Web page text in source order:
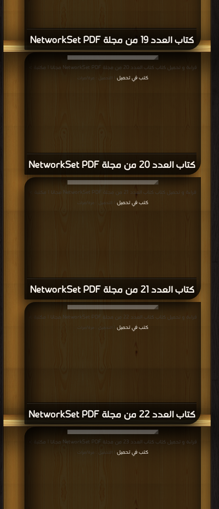
كتاب العدد 19 من مجلة NetworkSet PDF
كتاب العدد 20 من مجلة NetworkSet PDF
قراءة و تحميل كتاب كتاب العدد 20 من مجلة NetworkSet PDF مجانا | مكتبة >
كتب في تحميل
| التحميل : مرة/مرات
كتاب العدد 21 من مجلة NetworkSet PDF
قراءة و تحميل كتاب كتاب العدد 21 من مجلة NetworkSet PDF مجانا | مكتبة >
كتب في تحميل
| التحميل : مرة/مرات
كتاب العدد 22 من مجلة NetworkSet PDF
قراءة و تحميل كتاب كتاب العدد 22 من مجلة NetworkSet PDF مجانا | مكتبة >
كتب في تحميل
| التحميل : مرة/مرات
قراءة و تحميل كتاب كتاب العدد 23 من مجلة NetworkSet PDF مجانا | مكتبة >
كتب في تحميل
| التحميل : مرة/مرات